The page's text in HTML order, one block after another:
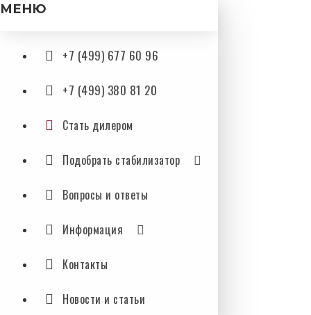
МЕНЮ
+7 (499) 677 60 96
+7 (499) 380 81 20
Стать дилером
Подобрать стабилизатор
Вопросы и ответы
Информация
Контакты
Новости и статьи